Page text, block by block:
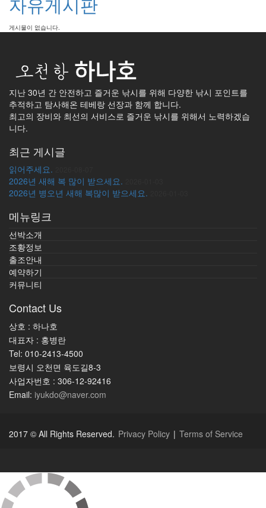
게시물이 없습니다.
지난 30년 간 안전하고 즐거운 낚시를 위해 다양한 낚시 포인트를
추적하고 탐사해온 테베랑 선장과 함께 합니다.
최고의 장비와 최선의 서비스로 즐거운 낚시를 위해서 노력하겠습
니다.
최근 게시글
읽어주세요.
2026년 새해 복 많이 받으세요.
2026년 병오년 새해 복많이 받으세요.
메뉴링크
선박소개
조황정보
출조안내
예약하기
커뮤니티
Contact Us
상호 : 하나호
대표자 : 홍병란
Tel: 010-2413-4500
보령시 오천면 육도길8-3
사업자번호 : 306-12-92416
Email: iyukdo@naver.com
2017 © All Rights Reserved. Privacy Policy | Terms of Service